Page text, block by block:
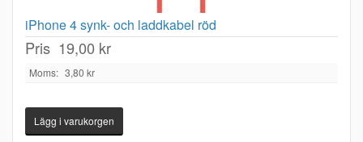
iPhone 4 synk- och laddkabel röd
Pris 19,00 kr
Moms: 3,80 kr